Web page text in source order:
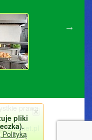
prawa
prosnet.pl
pliki